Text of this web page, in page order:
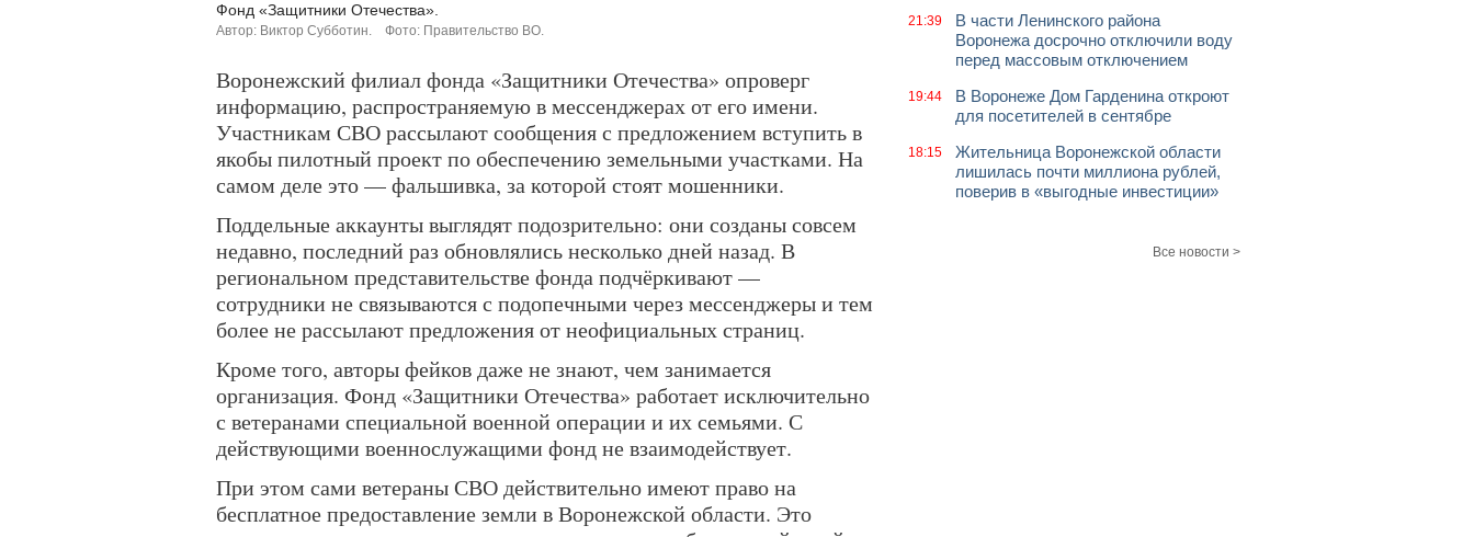
Фонд «Защитники Отечества».
Автор: Виктор Субботин. Фото: Правительство ВО.
Воронежский филиал фонда «Защитники Отечества» опроверг
информацию, распространяемую в мессенджерах от его имени.
Участникам СВО рассылают сообщения с предложением вступить в
якобы пилотный проект по обеспечению земельными участками. На
самом деле это — фальшивка, за которой стоят мошенники.
Поддельные аккаунты выглядят подозрительно: они созданы совсем
недавно, последний раз обновлялись несколько дней назад. В
региональном представительстве фонда подчёркивают —
сотрудники не связываются с подопечными через мессенджеры и тем
более не рассылают предложения от неофициальных страниц.
Кроме того, авторы фейков даже не знают, чем занимается
организация. Фонд «Защитники Отечества» работает исключительно
с ветеранами специальной военной операции и их семьями. С
действующими военнослужащими фонд не взаимодействует.
При этом сами ветераны СВО действительно имеют право на
бесплатное предоставление земли в Воронежской области. Это
21:39
В части Ленинского района
Воронежа досрочно отключили воду
перед массовым отключением
19:44
В Воронеже Дом Гарденина откроют
для посетителей в сентябре
18:15
Жительница Воронежской области
лишилась почти миллиона рублей,
поверив в «выгодные инвестиции»
Все новости >